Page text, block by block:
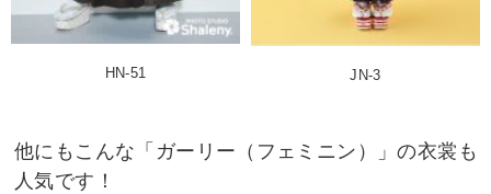
HN-51 JN-3
他にもこんな「ガーリー（フェミニン）」の衣裳も
人気です！